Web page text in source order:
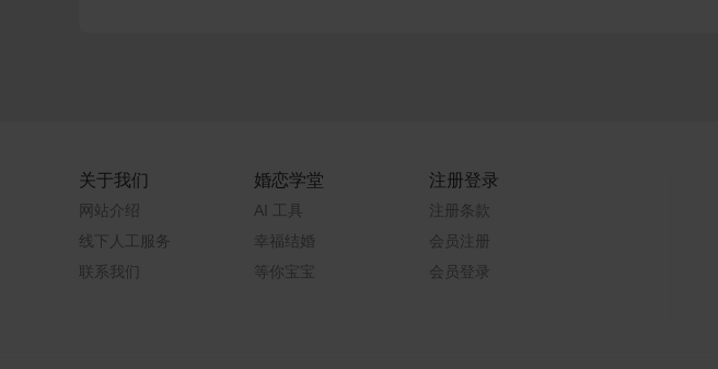
关于我们
网站介绍
线下人工服务
联系我们
婚恋学堂
AI 工具
幸福结婚
等你宝宝
注册登录
注册条款
会员注册
会员登录